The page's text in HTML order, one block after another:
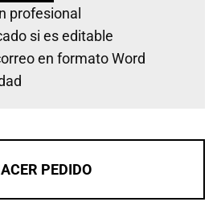
profesional
si es editable
en formato Word
PEDIDO